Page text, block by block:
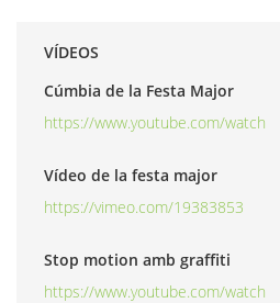
VÍDEOS
Cúmbia de la Festa Major
https://www.youtube.com/watch
Vídeo de la festa major
https://vimeo.com/19383853
Stop motion amb graffiti
https://www.youtube.com/watch